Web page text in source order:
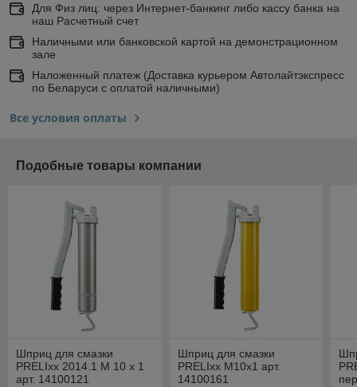
Для Физ лиц: через Интернет-банкинг либо кассу банка на
наш Расчетный счет
Наличными или банковской картой на демонстрационном
зале
Наложенный платеж (Доставка курьером Автолайтэкспресс
по Беларуси с оплатой наличными)
Все условия оплаты
Подобные товары компании
Шприц для смазки
PRELIxx 2014.1 M 10 x 1
арт. 14100121
Шприц для смазки
PRELIxx М10х1 арт.
14100161